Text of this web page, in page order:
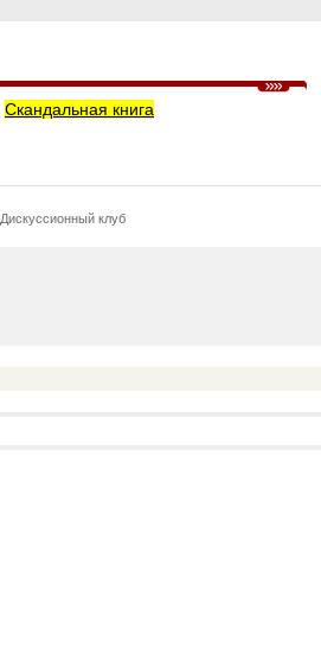
Скандальная книга
Дискуссионный клуб